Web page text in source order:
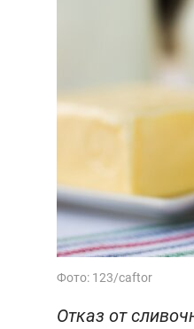
Фото: 123/caftor
Отказ от